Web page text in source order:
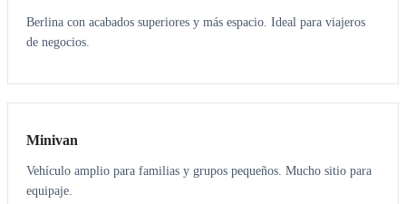
Berlina con acabados superiores y más espacio. Ideal para viajeros
de negocios.
6 5
Minivan
Vehículo amplio para familias y grupos pequeños. Mucho sitio para
equipaje.